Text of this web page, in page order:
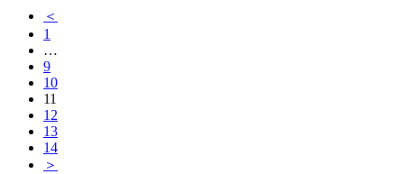
＜
1
…
9
10
11
12
13
14
＞